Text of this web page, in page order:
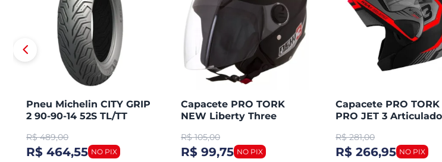
Pneu Michelin CITY GRIP
2 90-90-14 52S TL/TT
R$ 489,00
R$ 464,55
Capacete PRO TORK
NEW Liberty Three
R$ 105,00
R$ 99,75
Capacete PRO TORK
PRO JET 3 Articulado
R$ 281,00
R$ 266,95